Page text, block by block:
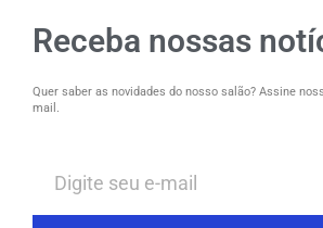
Receba nossas
Quer saber as novidades do nosso salão? Assine
mail.